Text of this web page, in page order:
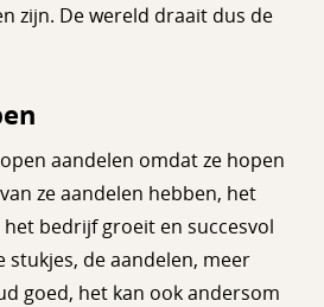
zijn. De wereld draait dus de
aandelen omdat ze hopen
ze aandelen hebben, het
het bedrijf groeit en succesvol
stukjes, de aandelen, meer
goed, het kan ook andersom